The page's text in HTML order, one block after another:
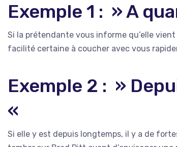
Exemple 1 : » A
Si la prétendante vous informe qu’elle
facilité certaine à coucher avec vous
Exemple 2 : »
«
Si elle y est depuis longtemps, il y a de